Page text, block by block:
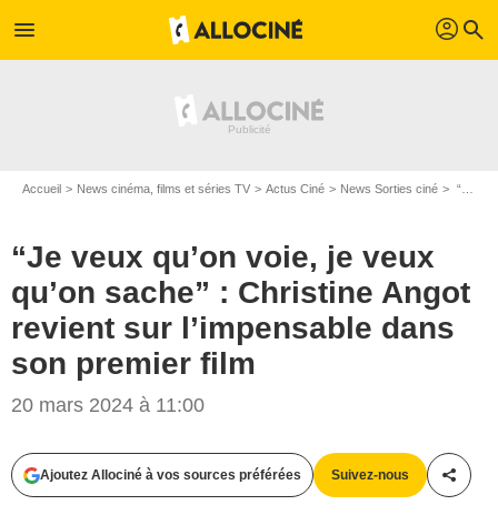
menu profil search
Accueil News cinéma, films et séries TV Actus Ciné News Sorties ciné “Je veux qu’on voie, je veux qu’on sache” : Christine Angot revient sur l’impensable dans son premier film
“Je veux qu’on voie, je veux
qu’on sache” : Christine Angot
revient sur l’impensable dans
son premier film
20 mars 2024 à 11:00
Ajoutez Allociné à vos sources préférées Suivez-nous